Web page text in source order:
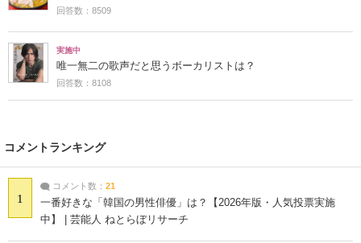
回答数：8509
実施中
唯一無二の歌声だと思うボーカリストは？
回答数：8108
コメントランキング
1
コメント数： 21
一番好きな「韓国の男性俳優」は？【2026年版・人気投票実施
中】 | 芸能人 ねとらぼリサーチ